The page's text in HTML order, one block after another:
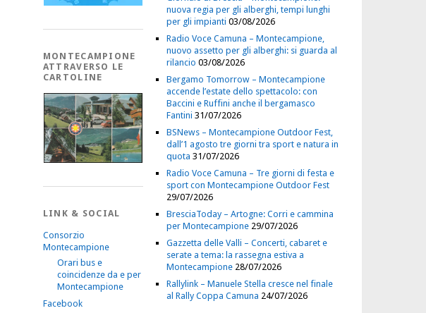
MONTECAMPIONE
ATTRAVERSO LE
CARTOLINE
LINK & SOCIAL
Consorzio
Montecampione
Orari bus e
coincidenze da e per
Montecampione
Facebook
nuova regia per gli alberghi, tempi lunghi
per gli impianti 03/08/2026
Radio Voce Camuna – Montecampione,
nuovo assetto per gli alberghi: si guarda al
rilancio 03/08/2026
Bergamo Tomorrow – Montecampione
accende l’estate dello spettacolo: con
Baccini e Ruffini anche il bergamasco
Fantini 31/07/2026
BSNews – Montecampione Outdoor Fest,
dall’1 agosto tre giorni tra sport e natura in
quota 31/07/2026
Radio Voce Camuna – Tre giorni di festa e
sport con Montecampione Outdoor Fest
29/07/2026
BresciaToday – Artogne: Corri e cammina
per Montecampione 29/07/2026
Gazzetta delle Valli – Concerti, cabaret e
serate a tema: la rassegna estiva a
Montecampione 28/07/2026
Rallylink – Manuele Stella cresce nel finale
al Rally Coppa Camuna 24/07/2026